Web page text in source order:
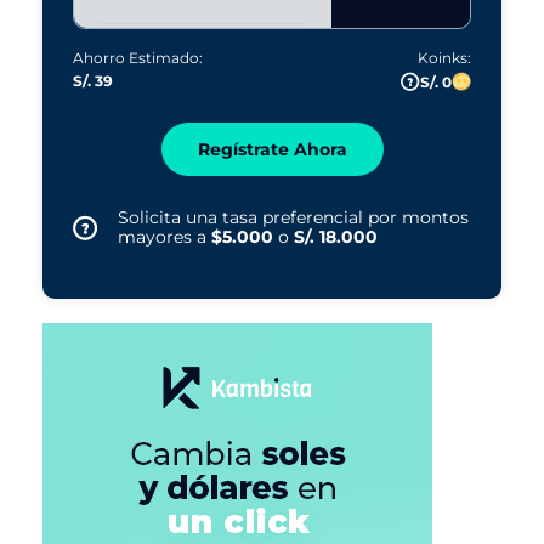
Ahorro Estimado:
S/. 39
Koinks:
S/. 0
Regístrate Ahora
Solicita una tasa preferencial por montos
mayores a $5.000 o S/. 18.000